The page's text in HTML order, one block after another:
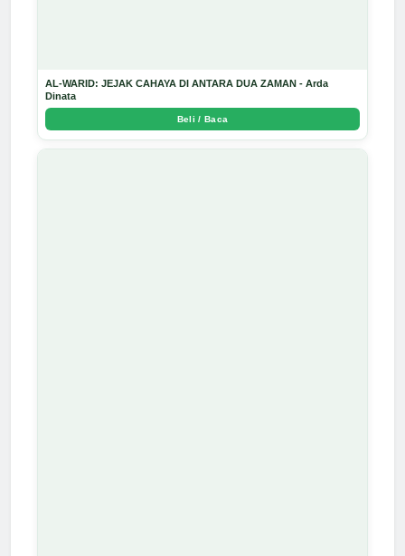
AL-WARID: JEJAK CAHAYA DI ANTARA DUA ZAMAN - Arda
Dinata
Beli / Baca